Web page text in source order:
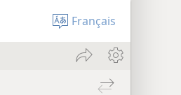
Français